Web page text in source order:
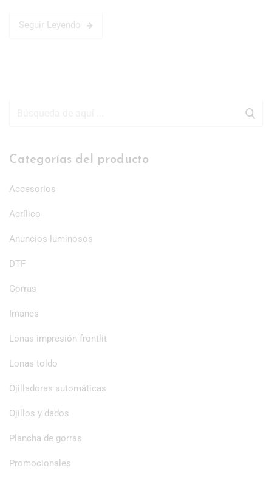
Seguir Leyendo
Categorías del producto
Accesorios
Acrílico
Anuncios luminosos
DTF
Gorras
Imanes
Lonas impresión frontlit
Lonas toldo
Ojilladoras automáticas
Ojillos y dados
Plancha de gorras
Promocionales